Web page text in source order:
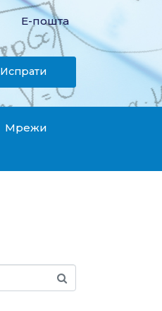
Е-пошта
Испрати
Мрежи